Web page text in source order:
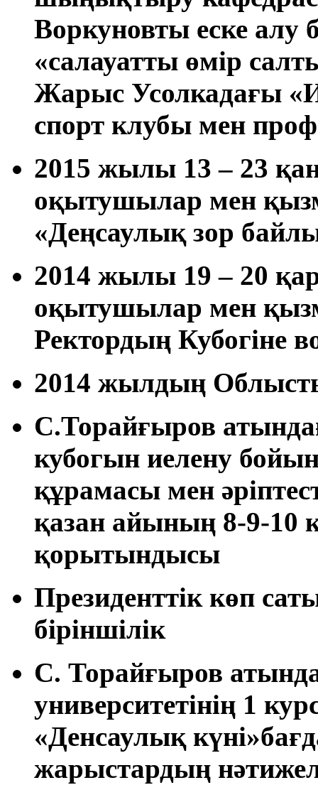
Воркуновты еске
«салауатты өмір
Жарыс Усолкадағы
спорт клубы мен
2015 жылы 13 – 23
оқытушылар мен
«Деңсаулық зор
2014 жылы 19 – 20
оқытушылар мен
Ректордың Кубогіне
2014 жылдың
С.Торайғыров
кубогын иелену
құрамасы мен
қазан айының 8-9-10
қорытындысы
Президенттік көп
біріншілік
С. Торайғыров
университетінің 1
«Денсаулық
жарыстардың